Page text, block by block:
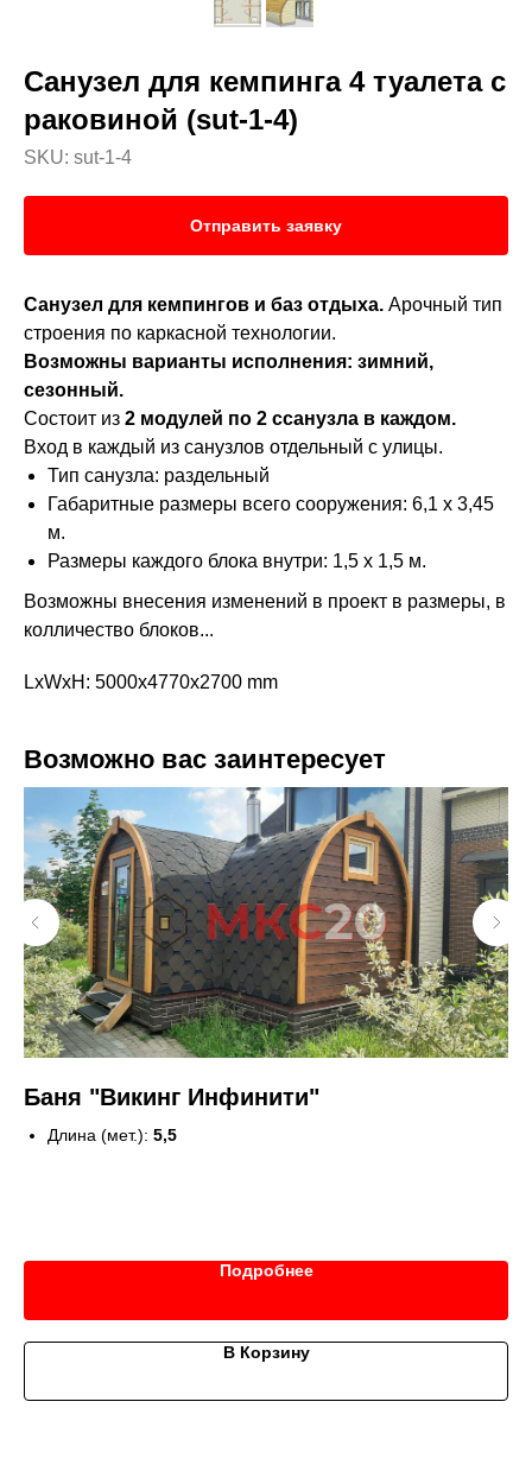
Санузел для кемпинга 4 туалета с
раковиной (sut-1-4)
SKU: sut-1-4
Отправить заявку
Санузел для кемпингов и баз отдыха. Арочный тип
строения по каркасной технологии.
Возможны варианты исполнения: зимний,
сезонный.
Состоит из 2 модулей по 2 ссанузла в каждом.
Вход в каждый из санузлов отдельный с улицы.
Тип санузла: раздельный
Габаритные размеры всего сооружения: 6,1 х 3,45
м.
Размеры каждого блока внутри: 1,5 х 1,5 м.
Возможны внесения изменений в проект в размеры, в
колличество блоков...
LxWxH: 5000x4770x2700 mm
Возможно вас заинтересует
Баня "Викинг Инфинити"
Длина (мет.): 5,5
Подробнее
В Корзину